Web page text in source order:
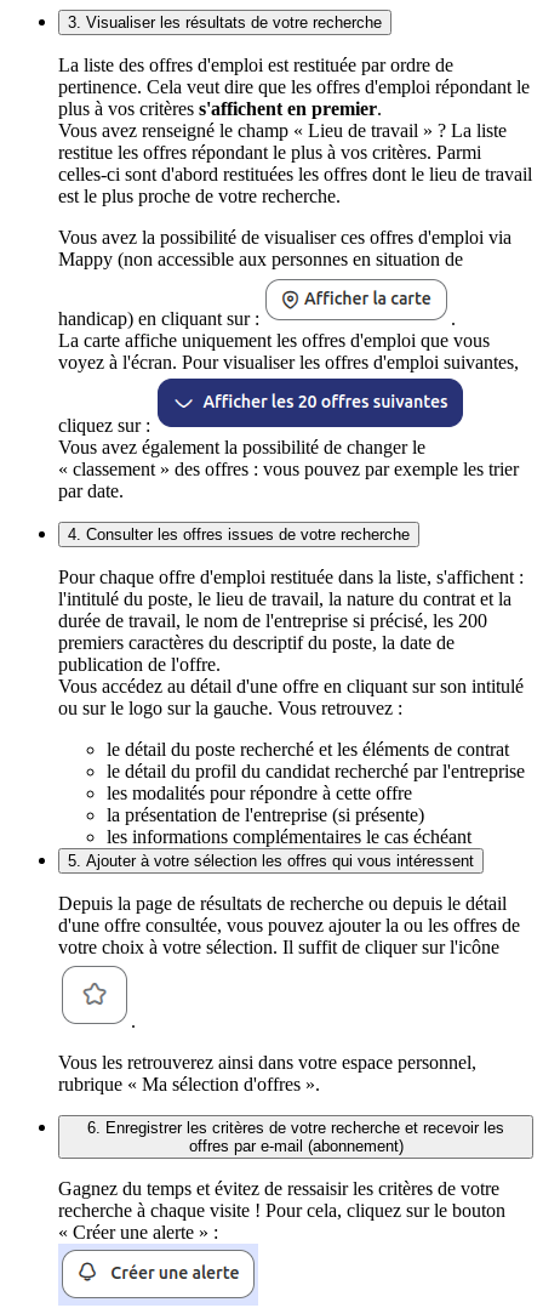
3. Visualiser les résultats de votre recherche
La liste des offres d'emploi est restituée par ordre de
pertinence. Cela veut dire que les offres d'emploi répondant le
plus à vos critères s'affichent en premier.
Vous avez renseigné le champ « Lieu de travail » ? La liste
restitue les offres répondant le plus à vos critères. Parmi
celles-ci sont d'abord restituées les offres dont le lieu de travail
est le plus proche de votre recherche.
Vous avez la possibilité de visualiser ces offres d'emploi via
Mappy (non accessible aux personnes en situation de
handicap) en cliquant sur :
.
La carte affiche uniquement les offres d'emploi que vous
voyez à l'écran. Pour visualiser les offres d'emploi suivantes,
cliquez sur :
Vous avez également la possibilité de changer le
« classement » des offres : vous pouvez par exemple les trier
par date.
4. Consulter les offres issues de votre recherche
Pour chaque offre d'emploi restituée dans la liste, s'affichent :
l'intitulé du poste, le lieu de travail, la nature du contrat et la
durée de travail, le nom de l'entreprise si précisé, les 200
premiers caractères du descriptif du poste, la date de
publication de l'offre.
Vous accédez au détail d'une offre en cliquant sur son intitulé
ou sur le logo sur la gauche. Vous retrouvez :
le détail du poste recherché et les éléments de contrat
le détail du profil du candidat recherché par l'entreprise
les modalités pour répondre à cette offre
la présentation de l'entreprise (si présente)
les informations complémentaires le cas échéant
5. Ajouter à votre sélection les offres qui vous intéressent
Depuis la page de résultats de recherche ou depuis le détail
d'une offre consultée, vous pouvez ajouter la ou les offres de
votre choix à votre sélection. Il suffit de cliquer sur l'icône
.
Vous les retrouverez ainsi dans votre espace personnel,
rubrique « Ma sélection d'offres ».
6. Enregistrer les critères de votre recherche et recevoir les
offres par e-mail (abonnement)
Gagnez du temps et évitez de ressaisir les critères de votre
recherche à chaque visite ! Pour cela, cliquez sur le bouton
« Créer une alerte » :